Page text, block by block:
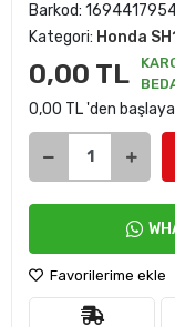
Barkod:
Kategori: Honda
0,00 TL
0,00 TL 'den
Favorilerime ekle